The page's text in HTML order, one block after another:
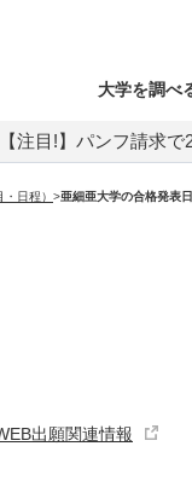
大学を調べ
【注目!】パンフ請求
日程） >亜細亜大学の合格発表日
出願関連情報